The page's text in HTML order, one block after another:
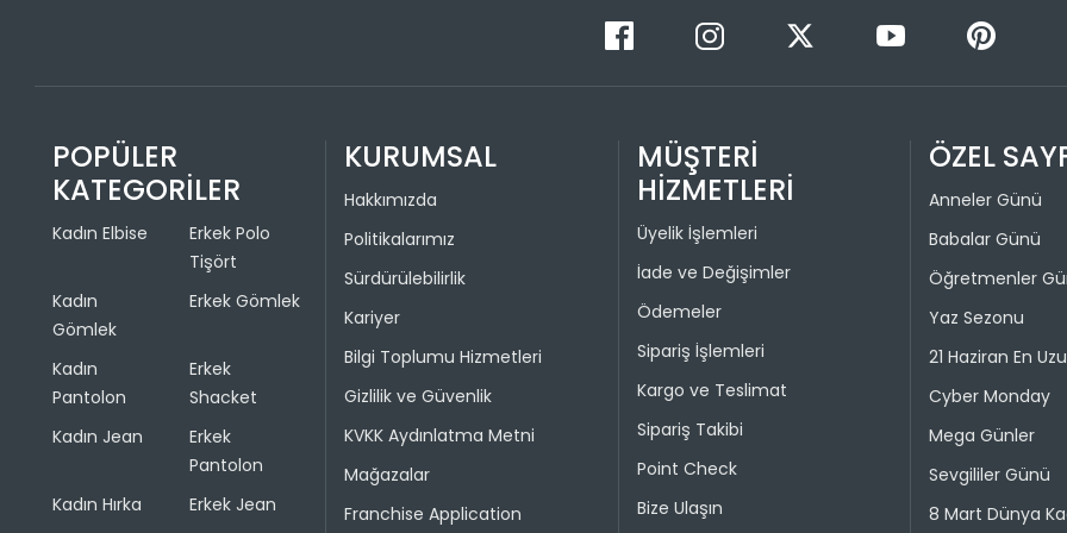
olarak
İade
Colin's
iade
Değişim
bedeniyle
İade
3
Taksit
1
Taksit
POPÜLER
KATEGORİLER
Kadın Elbise
Kadın
Gömlek
Kadın
Pantolon
Kadın Jean
Kadın Hırka
Erkek Polo
Tişört
Erkek Gömlek
Erkek
Shacket
Erkek
Pantolon
Erkek Jean
KURUMSAL
Hakkımızda
Politikalarımız
Sürdürülebilirlik
Kariyer
Bilgi Toplumu Hizmetleri
Gizlilik ve Güvenlik
KVKK Aydınlatma Metni
Mağazalar
Franchise Application
MÜŞTERİ
HİZMETLERİ
Üyelik İşlemleri
İade ve Değişimler
Ödemeler
Sipariş İşlemleri
Kargo ve Teslimat
Sipariş Takibi
Point Check
Bize Ulaşın
ÖZEL
Anneler Günü
Babalar Günü
Öğretmenler
Yaz Sezonu
21 Haziran En
Cyber Monday
Mega Günler
Sevgililer Günü
8 Mart Dünya